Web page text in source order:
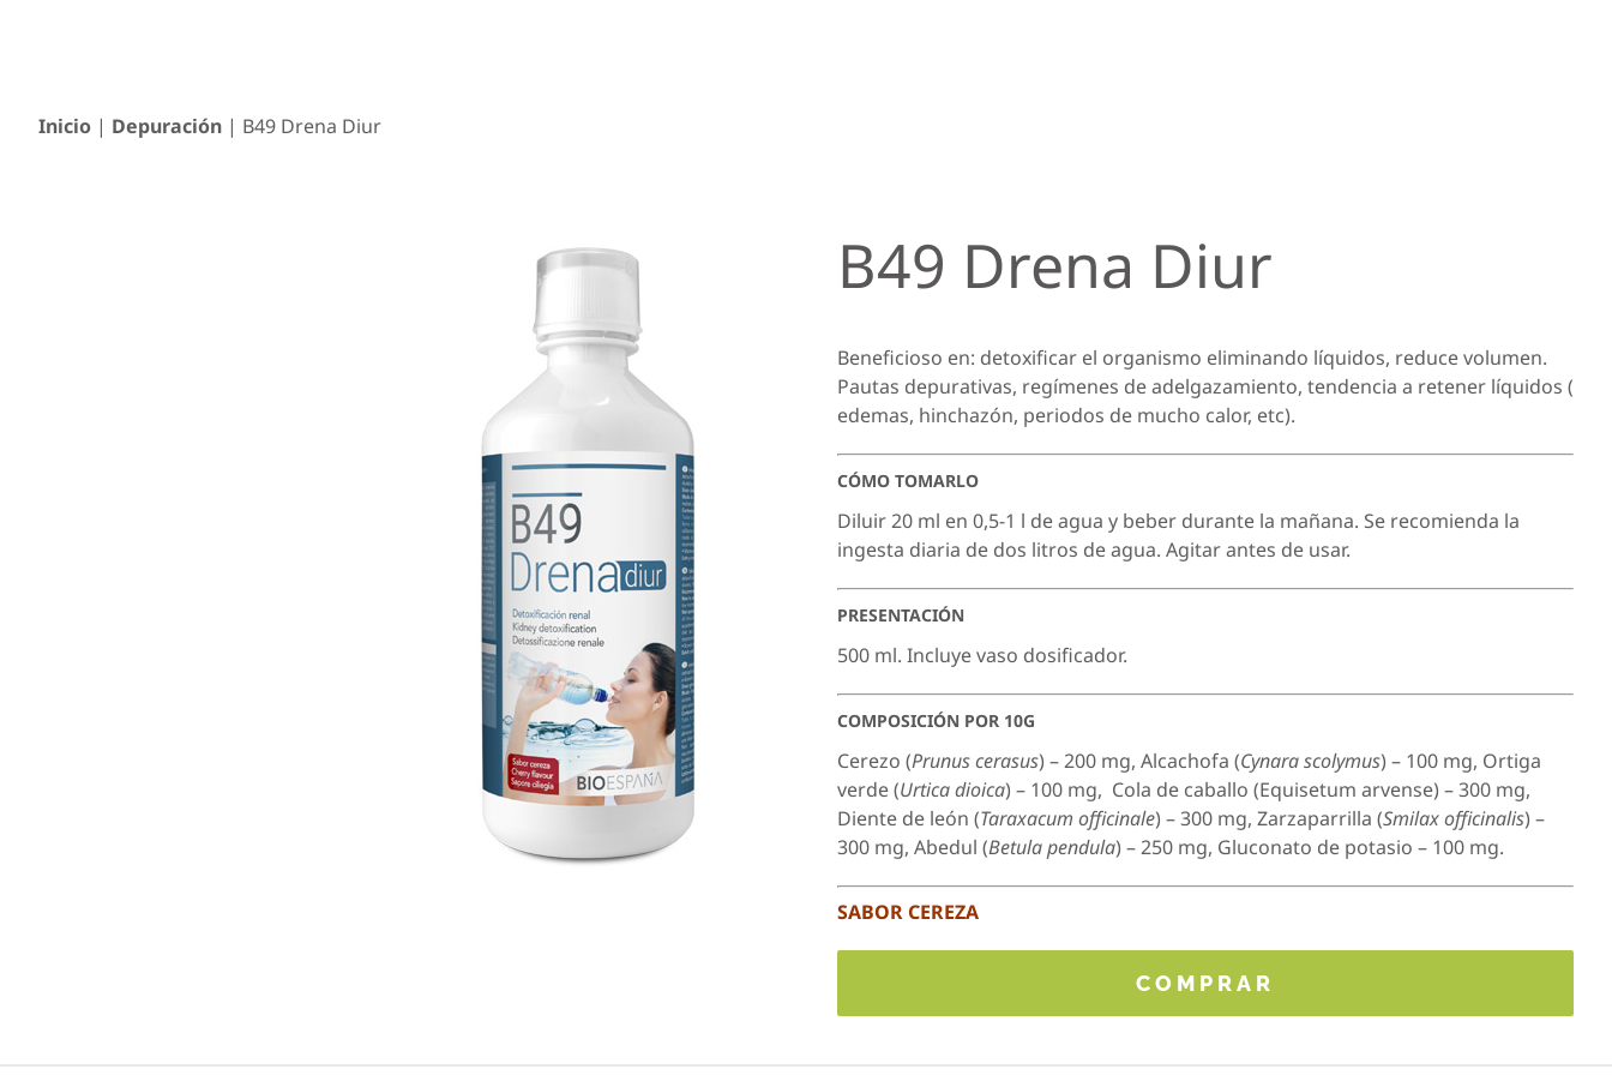
Inicio | Depuración | B49 Drena Diur
B49 Drena Diur
Beneficioso en: detoxificar el organismo eliminando líquidos, reduce volumen.
Pautas depurativas, regímenes de adelgazamiento, tendencia a retener líquidos (
edemas, hinchazón, periodos de mucho calor, etc).
CÓMO TOMARLO
Diluir 20 ml en 0,5-1 l de agua y beber durante la mañana. Se recomienda la
ingesta diaria de dos litros de agua. Agitar antes de usar.
PRESENTACIÓN
500 ml. Incluye vaso dosificador.
COMPOSICIÓN POR 10G
Cerezo (Prunus cerasus) – 200 mg, Alcachofa (Cynara scolymus) – 100 mg, Ortiga
verde (Urtica dioica) – 100 mg, Cola de caballo (Equisetum arvense) – 300 mg,
Diente de león (Taraxacum officinale) – 300 mg, Zarzaparrilla (Smilax officinalis) –
300 mg, Abedul (Betula pendula) – 250 mg, Gluconato de potasio – 100 mg.
SABOR CEREZA
COMPRAR